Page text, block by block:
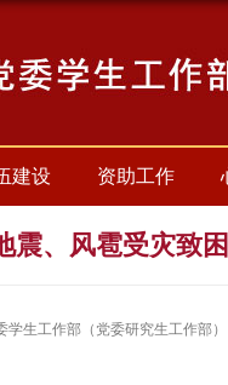
建设 资助工作
震、风雹受灾致
学生工作部（党委研究生工作部）